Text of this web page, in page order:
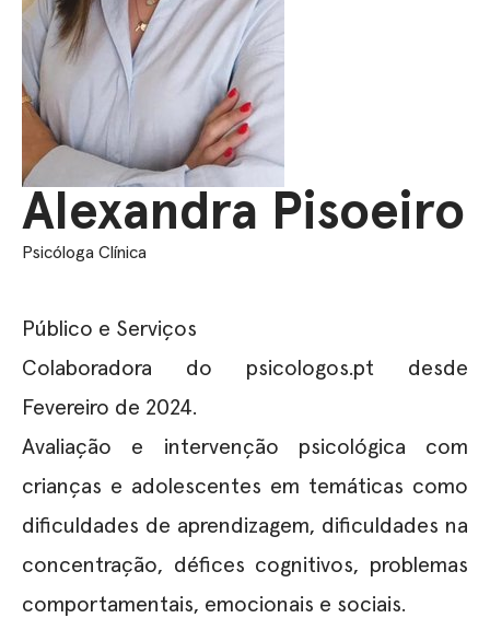
Alexandra Pisoeiro
Psicóloga Clínica
Público e Serviços
Colaboradora do psicologos.pt desde
Fevereiro de 2024.
Avaliação e intervenção psicológica com
crianças e adolescentes em temáticas como
dificuldades de aprendizagem, dificuldades na
concentração, défices cognitivos, problemas
comportamentais, emocionais e sociais.